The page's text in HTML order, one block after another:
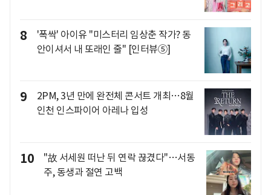
8
'폭싹' 아이유 "미스터리 임상춘 작가? 동
안이셔서 내 또래인 줄" [인터뷰⑤]
9
2PM, 3년 만에 완전체 콘서트 개최…8월
인천 인스파이어 아레나 입성
10
"故 서세원 떠난 뒤 연락 끊겼다"…서동
주, 동생과 절연 고백